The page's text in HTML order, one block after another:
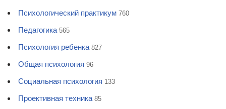
Психологический практикум 760
Педагогика 565
Психология ребенка 827
Общая психология 96
Социальная психология 133
Проективная техника 85